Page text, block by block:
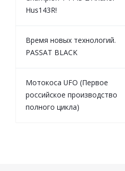
Hus143R!
Время новых технологий.
PASSAT BLACK
Мотокоса UFO (Первое
российское производство
полного цикла)